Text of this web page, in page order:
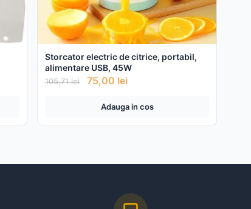
Storcator electric de citrice, portabil,
alimentare USB, 45W
105,71lei 75,00 lei
Adauga in cos